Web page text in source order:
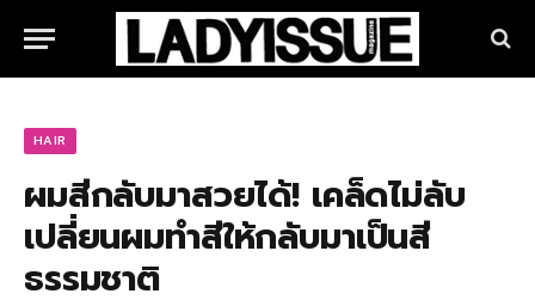
HAIR
ผมสีกลับมาสวยได้! เคล็ดไม่ลับ
เปลี่ยนผมทำสีให้กลับมาเป็นสี
ธรรมชาติ